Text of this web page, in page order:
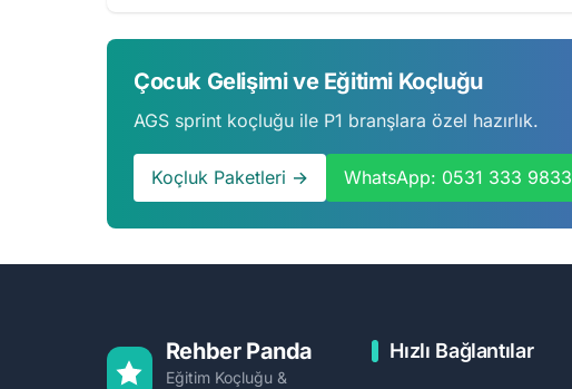
Çocuk Gelişimi ve Eğitimi Koçluğu
AGS sprint koçluğu ile P1 branşlara özel hazırlık.
Koçluk Paketleri → WhatsApp: 0531 333 9833
Rehber Panda
Eğitim Koçluğu &
Hızlı Bağlantılar